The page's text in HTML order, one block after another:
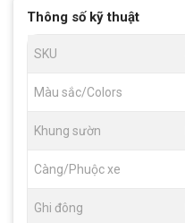
Thông số kỹ thuật
SKU
Màu sắc/Colors
Khung sườn
Càng/Phuộc xe
Ghi đông